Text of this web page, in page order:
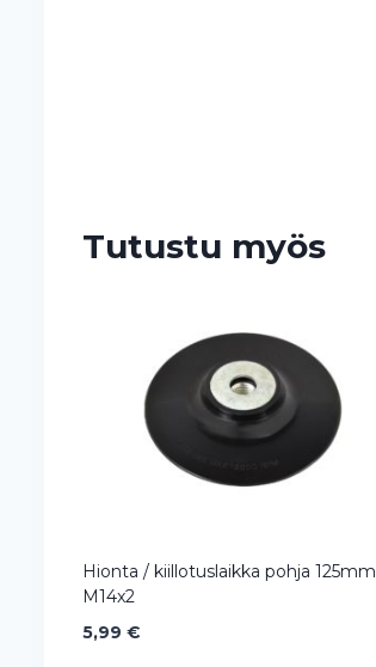
Tutustu myös
Hionta / kiillotuslaikka pohja 125mm
M14x2
5,99 €